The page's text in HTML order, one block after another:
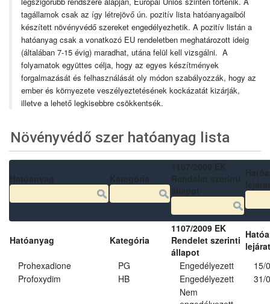
tagállamok csak az így létrejövő ún. pozitív lista hatóanyagaiból
készített növényvédő szereket engedélyezhetik. A pozitív listán a
hatóanyag csak a vonatkozó EU rendeletben meghatározott ideig
(általában 7-15 évig) maradhat, utána felül kell vizsgálni. A
folyamatok együttes célja, hogy az egyes készítmények
forgalmazását és felhasználását oly módon szabályozzák, hogy az
ember és környezete veszélyeztetésének kockázatát kizárják,
illetve a lehető legkisebbre csökkentsék.
Növényvédő szer hatóanyag lista
Hatóanyag Kategória
1107/2009 EK
Rendelet szerinti
állapot
Prohexadione
PG Engedélyezett
15/
Profoxydim
HB Engedélyezett 31/
Nem